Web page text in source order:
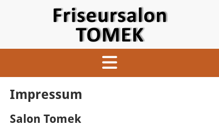
Impressum
Salon Tomek